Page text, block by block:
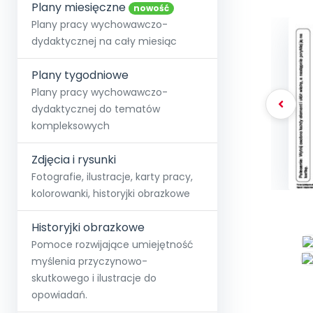
Społeczność
+48 12 631 04 10
kontakt@blizejprzedszkola.pl
O miesięczniku
Strona główna
Strefy,
O Akademii
Akademia
Poznaj pakiet MAX
Testuj przez 7 dni
E-
∞Pakiet
Pełen
Wszystkie projekty
Skontaktuj się
Dodaj wpis
Plany miesięczne nowość
Plany pracy wychowawczo-
dydaktycznej na cały miesiąc
Plany tygodniowe
Plany pracy wychowawczo-
dydaktycznej do tematów
kompleksowych
Zdjęcia i rysunki
Fotografie, ilustracje, karty pracy,
kolorowanki, historyjki obrazkowe
Historyjki obrazkowe
Pomoce rozwijające umiejętność
myślenia przyczynowo-
skutkowego i ilustracje do
opowiadań.